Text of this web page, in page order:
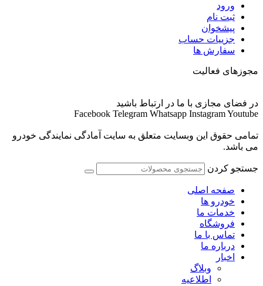
ورود
ثبت نام
پیشخوان
جزییات حساب
سفارش ها
مجوزهای فعالیت
در فضای مجازی با ما در ارتباط باشید
Facebook Telegram Whatsapp InstagramYoutube
تمامی حقوق این وبسایت متعلق به سایت آمادگی نمایندگی خودرو
می باشد.
جستجو کردن
صفحه اصلی
خودرو ها
خدمات ما
فروشگاه
تماس با ما
درباره ما
اخبار
وبلاگ
اطلاعیه